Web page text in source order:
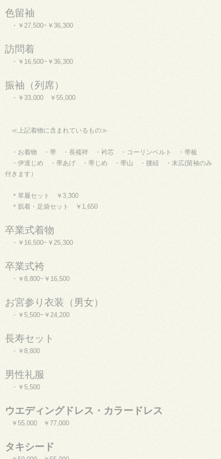
色留袖
・￥27,500~￥36,300
訪問着
・￥16,500~￥36,300
振袖（列席）
・￥33,000 ￥55,000
≪上記着物に含まれているもの≫
・お着物 ・帯 ・長襦袢 ・衿芯 ・コーリンベルト ・帯板
・伊達じめ ・帯あげ ・帯じめ ・帯山 ・腰紐 ・末広(留袖のみ
付きます）
＊草履セット ￥3,300
＊肌着・足袋セット ￥1,650
卒業式着物
・￥16,500~￥25,300
卒業式袴
・￥8,800~￥16,500
お宮参り衣装（男女）
・￥5,500~￥24,200
長寿セット
・￥8,800
男性礼服
・￥5,500
ウエディングドレス・カラードレス
￥55,000 ￥77,000
タキシード